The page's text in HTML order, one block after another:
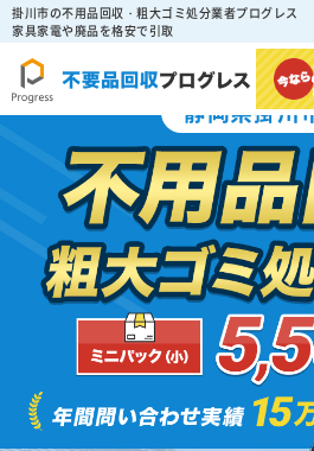
掛川市の不用品回収・粗大ゴミ処分業者プログレス
家具家電や廃品を格安で引取
静岡県掛川